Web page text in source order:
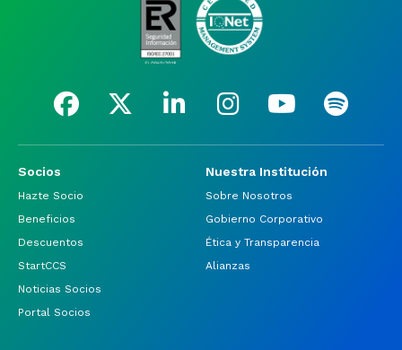
Socios
Hazte Socio
Beneficios
Descuentos
StartCCS
Noticias Socios
Portal Socios
Nuestra Institución
Sobre Nosotros
Gobierno Corporativo
Ética y Transparencia
Alianzas